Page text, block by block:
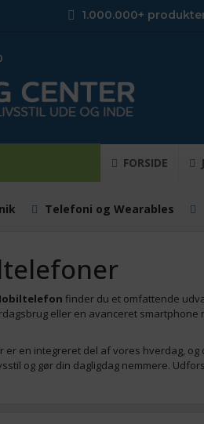
1.000.000+
FORSIDE
Telefoni og Wearables
finder du et omfattende
eller en avanceret
er en integreret del af vores hverdag,
og gør din dagligdag nemmere.